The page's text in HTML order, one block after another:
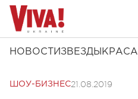
НОВОСТИ ЗВЕЗДЫ КРАСА
ШОУ-БИЗНЕС21.08.2019